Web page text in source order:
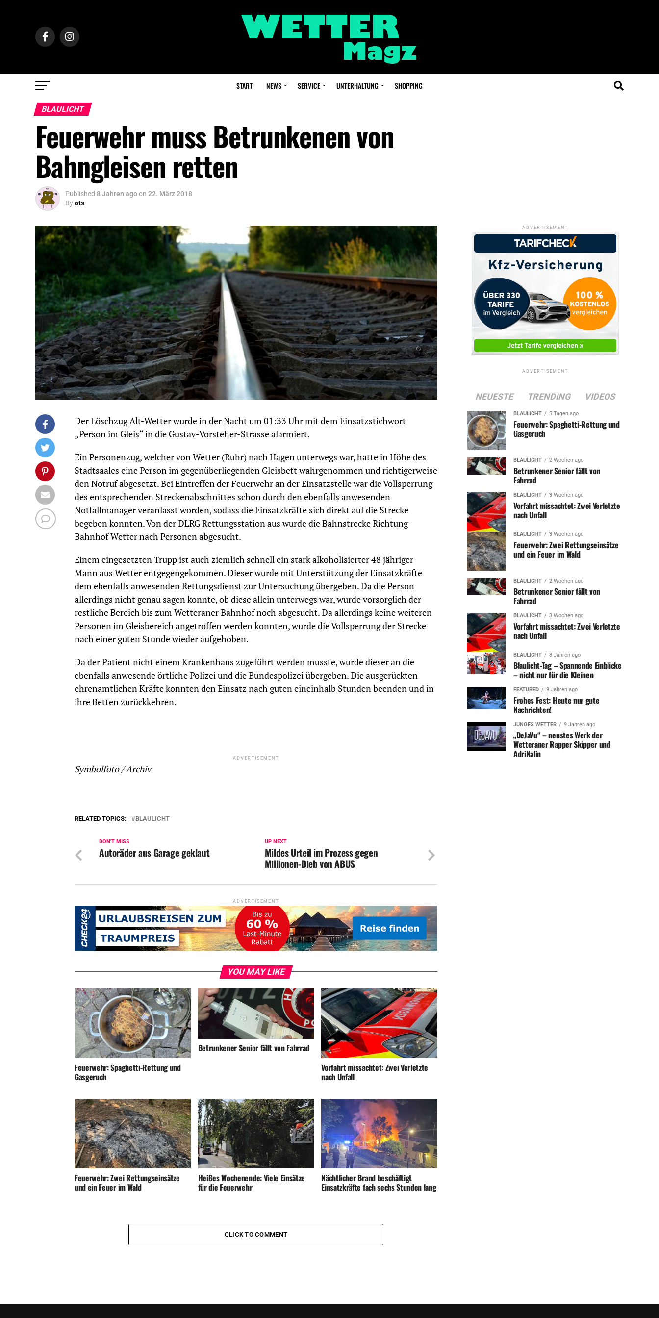
START NEWS SERVICE UNTERHALTUNG SHOPPING
BLAULICHT
Feuerwehr muss Betrunkenen von
Bahngleisen retten
Published 8 Jahren agoon 22. März 2018
Byots
Der Löschzug Alt-Wetter wurde in der Nacht um 01:33 Uhr mit dem Einsatzstichwort
„Person im Gleis“ in die Gustav-Vorsteher-Strasse alarmiert.
Ein Personenzug, welcher von Wetter (Ruhr) nach Hagen unterwegs war, hatte in Höhe des
Stadtsaales eine Person im gegenüberliegenden Gleisbett wahrgenommen und richtigerweise
den Notruf abgesetzt. Bei Eintreffen der Feuerwehr an der Einsatzstelle war die Vollsperrung
des entsprechenden Streckenabschnittes schon durch den ebenfalls anwesenden
Notfallmanager veranlasst worden, sodass die Einsatzkräfte sich direkt auf die Strecke
begeben konnten. Von der DLRG Rettungsstation aus wurde die Bahnstrecke Richtung
Bahnhof Wetter nach Personen abgesucht.
Einem eingesetzten Trupp ist auch ziemlich schnell ein stark alkoholisierter 48 jähriger
Mann aus Wetter entgegengekommen. Dieser wurde mit Unterstützung der Einsatzkräfte
dem ebenfalls anwesenden Rettungsdienst zur Untersuchung übergeben. Da die Person
allerdings nicht genau sagen konnte, ob diese allein unterwegs war, wurde vorsorglich der
restliche Bereich bis zum Wetteraner Bahnhof noch abgesucht. Da allerdings keine weiteren
Personen im Gleisbereich angetroffen werden konnten, wurde die Vollsperrung der Strecke
nach einer guten Stunde wieder aufgehoben.
Da der Patient nicht einem Krankenhaus zugeführt werden musste, wurde dieser an die
ebenfalls anwesende örtliche Polizei und die Bundespolizei übergeben. Die ausgerückten
ehrenamtlichen Kräfte konnten den Einsatz nach guten eineinhalb Stunden beenden und in
ihre Betten zurückkehren.
ADVERTISEMENT
Symbolfoto / Archiv
RELATED TOPICS: BLAULICHT
UP NEXT
Mildes Urteil im Prozess gegen
Millionen-Dieb von ABUS
DON'T MISS
Autoräder aus Garage geklaut
ADVERTISEMENT
YOU MAY LIKE
Feuerwehr: Spaghetti-Rettung und
Gasgeruch
Betrunkener Senior fällt von Fahrrad
Vorfahrt missachtet: Zwei Verletzte
nach Unfall
Feuerwehr: Zwei Rettungseinsätze
und ein Feuer im Wald
Heißes Wochenende: Viele Einsätze
für die Feuerwehr
Nächtlicher Brand beschäftigt
Einsatzkräfte fach sechs Stunden lang
CLICK TO COMMENT
ADVERTISEMENT
ADVERTISEMENT
NEUESTE TRENDING VIDEOS
BLAULICHT 5 Tagen ago
Feuerwehr: Spaghetti-Rettung und
Gasgeruch
BLAULICHT 2 Wochen ago
Betrunkener Senior fällt von
Fahrrad
BLAULICHT 3 Wochen ago
Vorfahrt missachtet: Zwei Verletzte
nach Unfall
BLAULICHT 3 Wochen ago
Feuerwehr: Zwei Rettungseinsätze
und ein Feuer im Wald
BLAULICHT 2 Wochen ago
Betrunkener Senior fällt von
Fahrrad
BLAULICHT 3 Wochen ago
Vorfahrt missachtet: Zwei Verletzte
nach Unfall
BLAULICHT 8 Jahren ago
Blaulicht-Tag – Spannende Einblicke
– nicht nur für die Kleinen
FEATURED 9 Jahren ago
Frohes Fest: Heute nur gute
Nachrichten!
JUNGES WETTER 9 Jahren ago
„DeJaVu“ – neustes Werk der
Wetteraner Rapper Skipper und
AdriNalin